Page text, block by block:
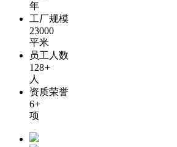
年
工厂规模
23000
平米
员工人数
128+
人
资质荣誉
6+
项